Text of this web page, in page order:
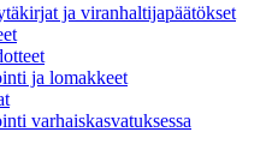
ja viranhaltijapäätökset
ja lomakkeet
varhaiskasvatuksessa